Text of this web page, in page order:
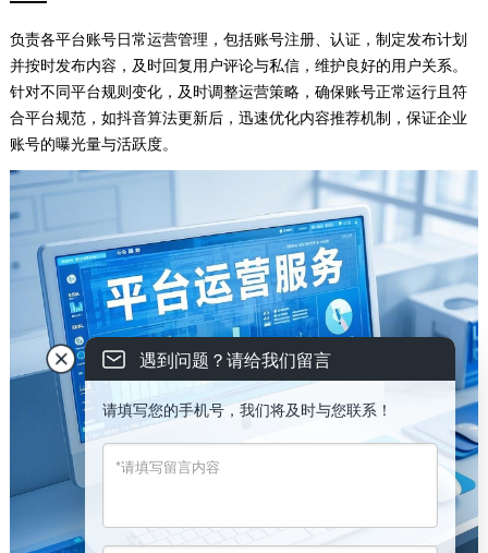
负责各平台账号日常运营管理，包括账号注册、认证，制定发布计划
并按时发布内容，及时回复用户评论与私信，维护良好的用户关系。
针对不同平台规则变化，及时调整运营策略，确保账号正常运行且符
合平台规范，如抖音算法更新后，迅速优化内容推荐机制，保证企业
账号的曝光量与活跃度。
遇到问题？请给我们留言
请填写您的手机号，我们将及时与您联系！